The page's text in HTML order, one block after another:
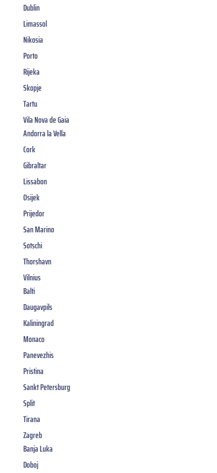
Dublin
Limassol
Nikosia
Porto
Rijeka
Skopje
Tartu
Vila Nova de Gaia
Andorra la Vella
Cork
Gibraltar
Lissabon
Osijek
Prijedor
San Marino
Sotschi
Thorshavn
Vilnius
Balti
Daugavpils
Kaliningrad
Monaco
Panevezhis
Pristina
Sankt Petersburg
Split
Tirana
Zagreb
Banja Luka
Doboj